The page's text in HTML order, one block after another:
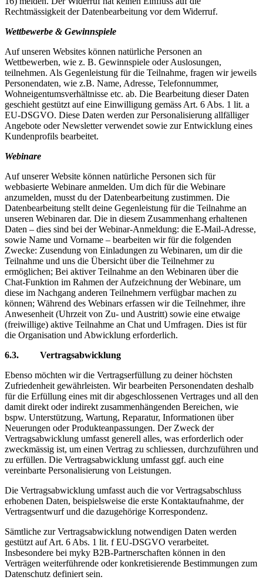
Rechtmässigkeit der Datenbearbeitung vor dem Widerruf.
Wettbewerbe & Gewinnspiele
Auf unseren Websites können natürliche Personen an
Wettbewerben, wie z. B. Gewinnspiele oder Auslosungen,
teilnehmen. Als Gegenleistung für die Teilnahme, fragen wir jeweils
Personendaten, wie z.B. Name, Adresse, Telefonnummer,
Wohneigentumsverhältnisse etc. ab. Die Bearbeitung dieser Daten
geschieht gestützt auf eine Einwilligung gemäss Art. 6 Abs. 1 lit. a
EU-DSGVO. Diese Daten werden zur Personalisierung allfälliger
Angebote oder Newsletter verwendet sowie zur Entwicklung eines
Kundenprofils bearbeitet.
Webinare
Auf unserer Website können natürliche Personen sich für
webbasierte Webinare anmelden. Um dich für die Webinare
anzumelden, musst du der Datenbearbeitung zustimmen. Die
Datenbearbeitung stellt deine Gegenleistung für die Teilnahme an
unseren Webinaren dar. Die in diesem Zusammenhang erhaltenen
Daten – dies sind bei der Webinar-Anmeldung: die E-Mail-Adresse,
sowie Name und Vorname – bearbeiten wir für die folgenden
Zwecke: Zusendung von Einladungen zu Webinaren, um dir die
Teilnahme und uns die Übersicht über die Teilnehmer zu
ermöglichen; Bei aktiver Teilnahme an den Webinaren über die
Chat-Funktion im Rahmen der Aufzeichnung der Webinare, um
diese im Nachgang anderen Teilnehmern verfügbar machen zu
können; Während des Webinars erfassen wir die Teilnehmer, ihre
Anwesenheit (Uhrzeit von Zu- und Austritt) sowie eine etwaige
(freiwillige) aktive Teilnahme an Chat und Umfragen. Dies ist für
die Organisation und Abwicklung erforderlich.
6.3. Vertragsabwicklung
Ebenso möchten wir die Vertragserfüllung zu deiner höchsten
Zufriedenheit gewährleisten. Wir bearbeiten Personendaten deshalb
für die Erfüllung eines mit dir abgeschlossenen Vertrages und all den
damit direkt oder indirekt zusammenhängenden Bereichen, wie
bspw. Unterstützung, Wartung, Reparatur, Informationen über
Neuerungen oder Produkteanpassungen. Der Zweck der
Vertragsabwicklung umfasst generell alles, was erforderlich oder
zweckmässig ist, um einen Vertrag zu schliessen, durchzuführen und
zu erfüllen. Die Vertragsabwicklung umfasst ggf. auch eine
vereinbarte Personalisierung von Leistungen.
Die Vertragsabwicklung umfasst auch die vor Vertragsabschluss
erhobenen Daten, beispielsweise die erste Kontaktaufnahme, der
Vertragsentwurf und die dazugehörige Korrespondenz.
Sämtliche zur Vertragsabwicklung notwendigen Daten werden
gestützt auf Art. 6 Abs. 1 lit. f EU-DSGVO verarbeitet.
Insbesondere bei myky B2B-Partnerschaften können in den
Verträgen weiterführende oder konkretisierende Bestimmungen zum
Datenschutz definiert sein.